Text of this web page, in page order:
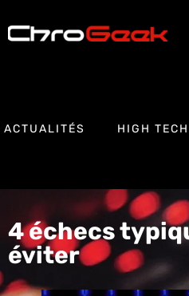
ACTUALITÉS HIGH TECH
4 échecs
éviter